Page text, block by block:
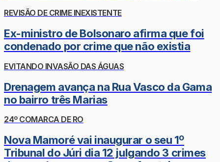
REVISÃO DE CRIME INEXISTENTE
Ex-ministro de Bolsonaro afirma que foi
condenado por crime que não existia
EVITANDO INVASÃO DAS ÁGUAS
Drenagem avança na Rua Vasco da Gama
no bairro três Marias
24º COMARCA DE RO
Nova Mamoré vai inaugurar o seu 1º
Tribunal do Júri dia 12 julgando 3 crimes